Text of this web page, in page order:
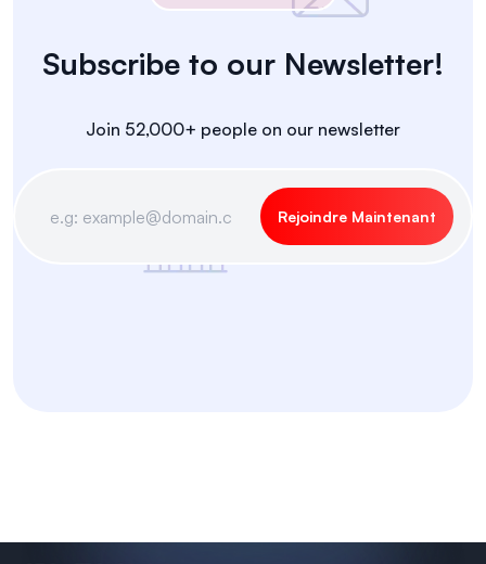
Subscribe to our Newsletter!
Join 52,000+ people on our newsletter
Rejoindre Maintenant